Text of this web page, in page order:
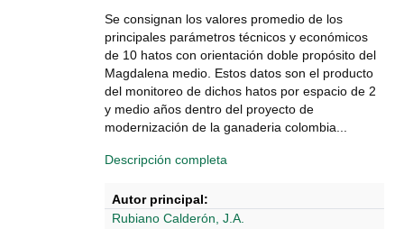
Se consignan los valores promedio de los
principales parámetros técnicos y económicos
de 10 hatos con orientación doble propósito del
Magdalena medio. Estos datos son el producto
del monitoreo de dichos hatos por espacio de 2
y medio años dentro del proyecto de
modernización de la ganaderia colombia...
Descripción completa
Autor principal:
Rubiano Calderón, J.A.